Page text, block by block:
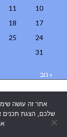
10
11
17
18
24
25
31
« נוב
אתר זה עושה
שלכם, הצגת תכנים